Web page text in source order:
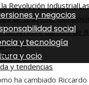
Revolución Industrial
de todos los tiempos
del Arrecife Barrera de
6
y negocios
social
y tecnología
y ocio
y tendencias
ha cambiado